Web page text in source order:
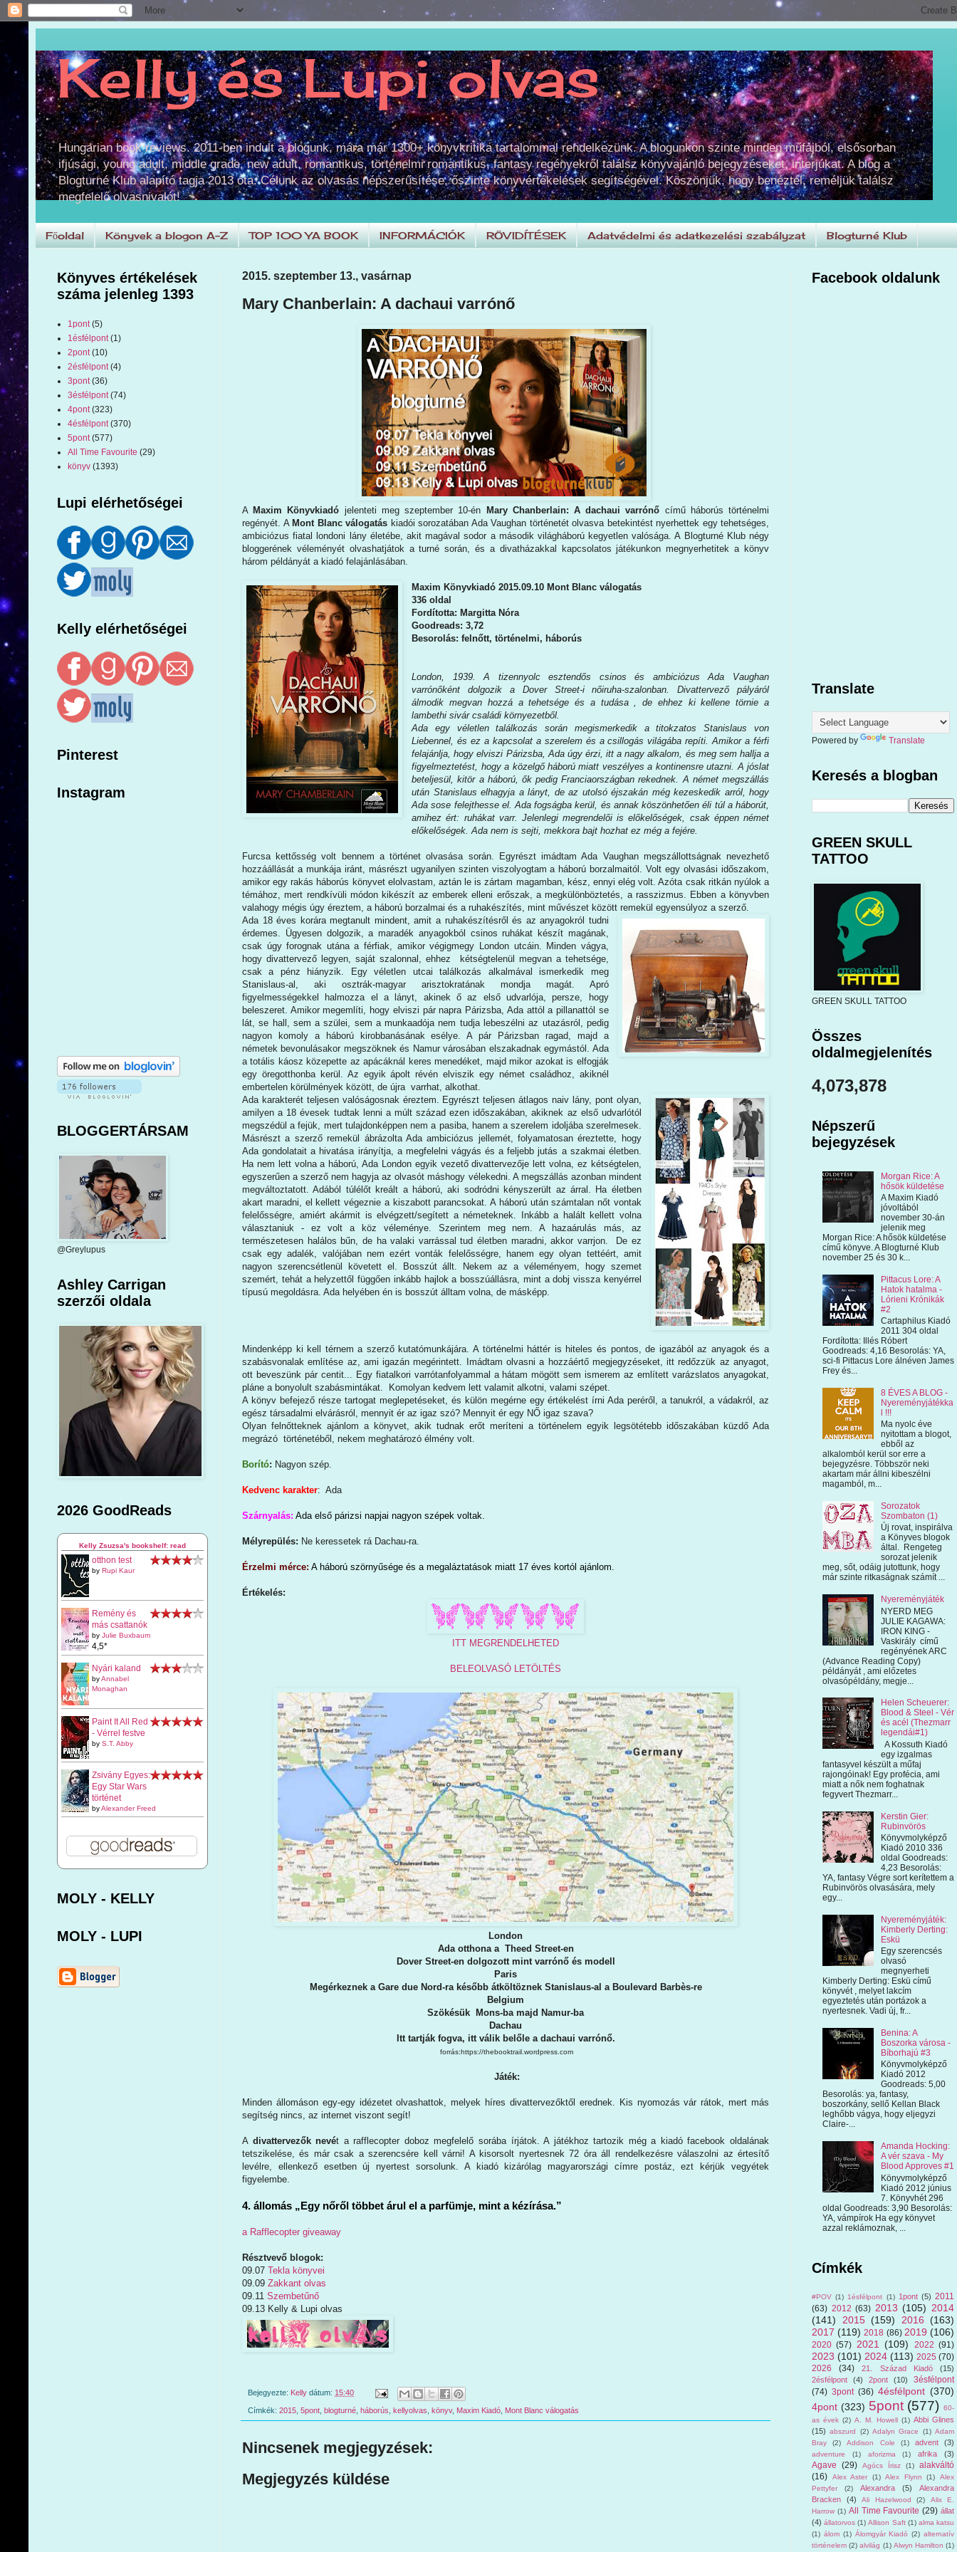
Kelly és Lupi olvas
Hungarian book reviews. 2011-ben indult a blogunk, mára már 1300+ könyvkritika tartalommal rendelkezünk. A blogunkon szinte minden műfajból, elsősorban
ifjúsági, young adult, middle grade, new adult, romantikus, történelmi romantikus, fantasy regényekről találsz könyvajánló bejegyzéseket, interjúkat. A blog a
Blogturné Klub alapító tagja 2013 óta. Célunk az olvasás népszerűsítése, őszinte könyvértékelések segítségével. Köszönjük, hogy benéztél, reméljük találsz
megfelelő olvasnivalót!
Főoldal Könyvek a blogon A-Z TOP 100 YA BOOK INFORMÁCIÓK RÖVIDÍTÉSEK Adatvédelmi és adatkezelési szabályzat Blogturné Klub
2015. szeptember 13., vasárnap
Mary Chanberlain: A dachaui varrónő
A Maxim Könyvkiadó jelenteti meg szeptember 10-én Mary Chanberlain: A dachaui varrónő című háborús történelmi
regényét. A Mont Blanc válogatás kiadói sorozatában Ada Vaughan történetét olvasva betekintést nyerhettek egy tehetséges,
ambiciózus fiatal londoni lány életébe, akit magával sodor a második világháború kegyetlen valósága. A Blogturné Klub négy
bloggerének véleményét olvashatjátok a turné során, és a divatházakkal kapcsolatos játékunkon megnyerhetitek a könyv
három példányát a kiadó felajánlásában.
Maxim Könyvkiadó 2015.09.10 Mont Blanc válogatás
336 oldal
Fordította: Margitta Nóra
Goodreads: 3,72
Besorolás: felnőtt, történelmi, háborús
London, 1939. A tizennyolc esztendős csinos és ambiciózus Ada Vaughan
varrónőként dolgozik a Dover Street-i nőiruha-szalonban. Divattervező pályáról
álmodik megvan hozzá a tehetsége és a tudása , de ehhez ki kellene törnie a
lambethi sivár családi környezetből.
Ada egy véletlen találkozás során megismerkedik a titokzatos Stanislaus von
Liebennel, és ez a kapcsolat a szerelem és a csillogás világába repíti. Amikor a férfi
felajánlja, hogy elviszi Párizsba, Ada úgy érzi, itt a nagy alkalom, és meg sem hallja a
figyelmeztetést, hogy a közelgő háború miatt veszélyes a kontinensre utazni. A jóslat
beteljesül, kitör a háború, ők pedig Franciaországban rekednek. A német megszállás
után Stanislaus elhagyja a lányt, de az utolsó éjszakán még kezeskedik arról, hogy
Ada sose felejthesse el. Ada fogságba kerül, és annak köszönhetően éli túl a háborút,
amihez ért: ruhákat varr. Jelenlegi megrendelői is előkelőségek, csak éppen német
előkelőségek. Ada nem is sejti, mekkora bajt hozhat ez még a fejére.
Furcsa kettősség volt bennem a történet olvasása során. Egyrészt imádtam Ada Vaughan megszállottságnak nevezhető
hozzáállását a munkája iránt, másrészt ugyanilyen szinten viszolyogtam a háború borzalmaitól. Volt egy olvasási időszakom,
amikor egy rakás háborús könyvet elolvastam, aztán le is zártam magamban, kész, ennyi elég volt. Azóta csak ritkán nyúlok a
témához, mert rendkívüli módon kikészít az emberek elleni erőszak, a megkülönböztetés, a rasszizmus. Ebben a könyvben
valahogy mégis úgy éreztem, a háború borzalmai és a ruhakészítés, mint művészet között remekül egyensúlyoz a szerző.
Ada 18 éves korára megtanult mindent, amit a ruhakészítésről és az anyagokról tudni
érdemes. Ügyesen dolgozik, a maradék anyagokból csinos ruhákat készít magának,
csak úgy forognak utána a férfiak, amikor végigmegy London utcáin. Minden vágya,
hogy divattervező legyen, saját szalonnal, ehhez kétségtelenül megvan a tehetsége,
csak a pénz hiányzik. Egy véletlen utcai találkozás alkalmával ismerkedik meg
Stanislaus-al, aki osztrák-magyar arisztokratának mondja magát. Apró
figyelmességekkel halmozza el a lányt, akinek ő az első udvarlója, persze, hogy
beleszeret. Amikor megemlíti, hogy elviszi pár napra Párizsba, Ada attól a pillanattól se
lát, se hall, sem a szülei, sem a munkaadója nem tudja lebeszélni az utazásról, pedig
nagyon komoly a háború kirobbanásának esélye. A pár Párizsban ragad, majd a
németek bevonulásakor megszöknek és Namur városában elszakadnak egymástól. Ada
a totális káosz közepette az apácáknál keres menedéket, majd mikor azokat is elfogják
egy öregotthonba kerül. Az egyik ápolt révén elviszik egy német családhoz, akiknél
embertelen körülmények között, de újra varrhat, alkothat.
Ada karakterét teljesen valóságosnak éreztem. Egyrészt teljesen átlagos naiv lány, pont olyan,
amilyen a 18 évesek tudtak lenni a múlt század ezen időszakában, akiknek az első udvarlótól
megszédül a fejük, mert tulajdonképpen nem a pasiba, hanem a szerelem idoljába szerelmesek.
Másrészt a szerző remekül ábrázolta Ada ambiciózus jellemét, folyamatosan éreztette, hogy
Ada gondolatait a hivatása irányítja, a megfelelni vágyás és a feljebb jutás a szakmai életben.
Ha nem lett volna a háború, Ada London egyik vezető divattervezője lett volna, ez kétségtelen,
egyszerűen a szerző nem hagyja az olvasót máshogy vélekedni. A megszállás azonban mindent
megváltoztatott. Adából túlélőt kreált a háború, aki sodródni kényszerült az árral. Ha életben
akart maradni, el kellett végeznie a kiszabott parancsokat. A háború után számtalan nőt vontak
felelősségre, amiért akármit is elvégzett/segített a németeknek. Inkább a halált kellett volna
választaniuk - ez volt a köz véleménye. Szerintem meg nem. A hazaárulás más, az
természetesen halálos bűn, de ha valaki varrással tud életben maradni, akkor varrjon. De ez
csak egy adalék, valójában nem ezért vonták felelősségre, hanem egy olyan tettéért, amit
nagyon szerencsétlenül követett el. Bosszút állt. Nekem az a véleményem, hogy szemet
szemért, tehát a helyzettől függően inkább hajlok a bosszúállásra, mint a dobj vissza kenyérrel
típusú megoldásra. Ada helyében én is bosszút álltam volna, de másképp.
Mindenképp ki kell térnem a szerző kutatómunkájára. A történelmi háttér is hiteles és pontos, de igazából az anyagok és a
szabásvonalak említése az, ami igazán megérintett. Imádtam olvasni a hozzáértő megjegyzéseket, itt redőzzük az anyagot,
ott beveszünk pár centit... Egy fiatalkori varrótanfolyammal a hátam mögött sem ismerem az említett varázslatos anyagokat,
pláne a bonyolult szabásmintákat. Komolyan kedvem lett valamit alkotni, valami szépet.
A könyv befejező része tartogat meglepetéseket, és külön megérne egy értékelést írni Ada peréről, a tanukról, a vádakról, az
egész társadalmi elvárásról, mennyit ér az igaz szó? Mennyit ér egy NŐ igaz szava?
Olyan felnőtteknek ajánlom a könyvet, akik tudnak erőt meríteni a történelem egyik legsötétebb időszakában küzdő Ada
megrázó történetéből, nekem meghatározó élmény volt.
Borító: Nagyon szép.
Kedvenc karakter: Ada
Szárnyalás: Ada első párizsi napjai nagyon szépek voltak.
Mélyrepülés: Ne keressetek rá Dachau-ra.
Érzelmi mérce: A háború szörnyűsége és a megaláztatások miatt 17 éves kortól ajánlom.
Értékelés:
ITT MEGRENDELHETED
BELEOLVASÓ LETÖLTÉS
London
Ada otthona a Theed Street-en
Dover Street-en dolgozott mint varrónő és modell
Paris
Megérkeznek a Gare due Nord-ra később átköltöznek Stanislaus-al a Boulevard Barbès-re
Belgium
Szökésük Mons-ba majd Namur-ba
Dachau
Itt tartják fogva, itt válik belőle a dachaui varrónő.
forrás:https://thebooktrail.wordpress.com
Játék:
Minden állomáson egy-egy idézetet olvashattok, melyek híres divattervezőktől erednek. Kis nyomozás vár rátok, mert más
segítség nincs, az internet viszont segít!
A divattervezők nevét a rafflecopter doboz megfelelő sorába írjátok. A játékhoz tartozik még a kiadó facebook oldalának
tetszikelése, és már csak a szerencsére kell várni! A kisorsolt nyertesnek 72 óra áll rendelkezésre válaszolni az értesítő
levélre, ellenkező esetben új nyertest sorsolunk. A kiadó kizárólag magyarországi címre postáz, ezt kérjük vegyétek
figyelembe.
4. állomás „Egy nőről többet árul el a parfümje, mint a kézírása.”
a Rafflecopter giveaway
Résztvevő blogok:
09.07 Tekla könyvei
09.09 Zakkant olvas
09.11 Szembetűnő
09.13 Kelly & Lupi olvas
Bejegyezte: Kelly dátum: 15:40
Címkék: 2015 5pont blogturné háborús kellyolvas könyv, Maxim Kiadó Mont Blanc válogatás
Nincsenek megjegyzések:
Megjegyzés küldése
Könyves értékelések
száma jelenleg 1393
1pont (5)
1ésfélpont (1)
2pont (10)
2ésfélpont (4)
3pont (36)
3ésfélpont (74)
4pont (323)
4ésfélpont (370)
5pont (577)
All Time Favourite (29)
könyv (1393)
Lupi elérhetőségei
Kelly elérhetőségei
Pinterest
Instagram
BLOGGERTÁRSAM
@Greylupus
Ashley Carrigan
szerzői oldala
2026 GoodReads
Kelly Zsuzsa's bookshelf: read
otthon test
by Rupi Kaur
Remény és
más csattanók
by Julie Buxbaum
4,5*
Nyári kaland
byAnnabel
Monaghan
Paint It All Red
- Vérrel festve
by S.T. Abby
Zsivány Egyes:
Egy Star Wars
történet
byAlexander Freed
MOLY - KELLY
MOLY - LUPI
Facebook oldalunk
Translate
Powered by Translate
Keresés a blogban
GREEN SKULL
TATTOO
GREEN SKULL TATTOO
Összes
oldalmegjelenítés
4,073,878
Népszerű
bejegyzések
Morgan Rice: A
hősök küldetése
A Maxim Kiadó
jóvoltából
november 30-án
jelenik meg
Morgan Rice: A hősök küldetése
című könyve. A Blogturné Klub
november 25 és 30 k...
Pittacus Lore: A
Hatok hatalma -
Lórieni Krónikák
#2
Cartaphilus Kiadó
2011 304 oldal
Fordította: Illés Róbert
Goodreads: 4,16 Besorolás: YA,
sci-fi Pittacus Lore álnéven James
Frey és...
8 ÉVES A BLOG -
Nyereményjátékka
l !!!
Ma nyolc éve
nyitottam a blogot,
ebből az
alkalomból kerül sor erre a
bejegyzésre. Többször neki
akartam már állni kibeszélni
magamból, m...
Sorozatok
Szombaton (1)
Új rovat, inspirálva
a Könyves blogok
által. Rengeteg
sorozat jelenik
meg, sőt, odáig jutottunk, hogy
már szinte ritkaságnak számít ...
Nyereményjáték
NYERD MEG
JULIE KAGAWA:
IRON KING -
Vaskirály című
regényének ARC
(Advance Reading Copy)
példányát , ami előzetes
olvasópéldány, megje...
Helen Scheuerer:
Blood & Steel - Vér
és acél (Thezmarr
legendái#1)
A Kossuth Kiadó
egy izgalmas
fantasyvel készült a műfaj
rajongóinak! Egy profécia, ami
miatt a nők nem foghatnak
fegyvert Thezmarr...
Kerstin Gier:
Rubinvörös
Könyvmolyképző
Kiadó 2010 336
oldal Goodreads:
4,23 Besorolás:
YA, fantasy Végre sort kerítettem a
Rubinvörös olvasására, mely
egy...
Nyereményjáték:
Kimberly Derting:
Eskü
Egy szerencsés
olvasó
megnyerheti
Kimberly Derting: Eskü című
könyvét , melyet lakcím
egyeztetés után portázok a
nyertesnek. Vadi új, fr...
Benina: A
Boszorka városa -
Bíborhajú #3
Könyvmolyképző
Kiadó 2012
Goodreads: 5,00
Besorolás: ya, fantasy,
boszorkány, sellő Kellan Black
leghőbb vágya, hogy eljegyzi
Claire-...
Amanda Hocking:
A vér szava - My
Blood Approves #1
Könyvmolyképző
Kiadó 2012 június
7. Könyvhét 296
oldal Goodreads: 3,90 Besorolás:
YA, vámpírok Ha egy könyvet
azzal reklámoznak, ...
Címkék
#POV (1) 1ésfélpont (1) 1pont (5) 2011
(63) 2012 (63) 2013 (105) 2014
(141)
2015 (159) 2016
(163)
2017 (119) 2018 (86) 2019 (106)
2020 (57) 2021 (109) 2022 (91)
2023 (101) 2024 (113) 2025 (70)
2026
(34) 21. Század Kiadó
(15)
2ésfélpont
(4) 2pont (10)
3ésfélpont
(74) 3pont (36) 4ésfélpont (370)
4pont (323) 5pont (577) 60-
as évek (2) A. M. Howell (1) Abbi Glines
(15) abszurd (2) Adalyn Grace (1) Adam
Bray
(2) Addison Cole (1) advent (3)
adventure (1) aforizma (1) afrika (3)
Agave (29) Agócs Írisz (1)
alakváltó
(16)
Alex Aster (1) Alex Flynn (1)
Alex
Pettyfer
(2) Alexandra (5)
Alexandra
Bracken
(4) Ali Hazelwood (2)
Alix E.
Harrow (1) All Time Favourite (29) állat
(4) állatorvos (1) Allison Saft (1) alma katsu
(1) álom (1) Álomgyár Kiadó (2) alternatív
történelem (2) alvilág (1) Alwyn Hamilton (1)